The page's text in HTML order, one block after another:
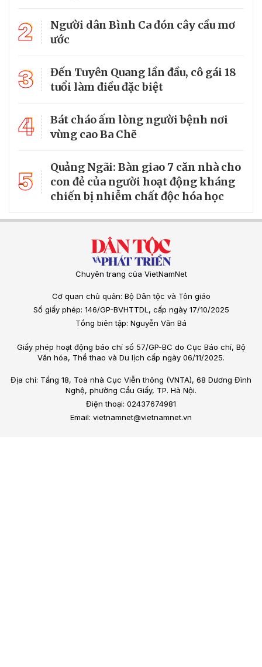
2
Người dân Bình Ca đón cây cầu mơ
ước
3
Đến Tuyên Quang lần đầu, cô gái 18
tuổi làm điều đặc biệt
4
Bát cháo ấm lòng người bệnh nơi
vùng cao Ba Chẽ
5
Quảng Ngãi: Bàn giao 7 căn nhà cho
con đẻ của người hoạt động kháng
chiến bị nhiễm chất độc hóa học
Chuyên trang của VietNamNet
Cơ quan chủ quản: Bộ Dân tộc và Tôn giáo
Số giấy phép: 146/GP-BVHTTDL, cấp ngày 17/10/2025
Tổng biên tập: Nguyễn Văn Bá
Giấy phép hoạt động báo chí số 57/GP-BC do Cục Báo chí, Bộ
Văn hóa, Thể thao và Du lịch cấp ngày 06/11/2025.
Địa chỉ: Tầng 18, Toà nhà Cục Viễn thông (VNTA), 68 Dương Đình
Nghệ, phường Cầu Giấy, TP. Hà Nội.
Điện thoại: 02437674981
Email: vietnamnet@vietnamnet.vn